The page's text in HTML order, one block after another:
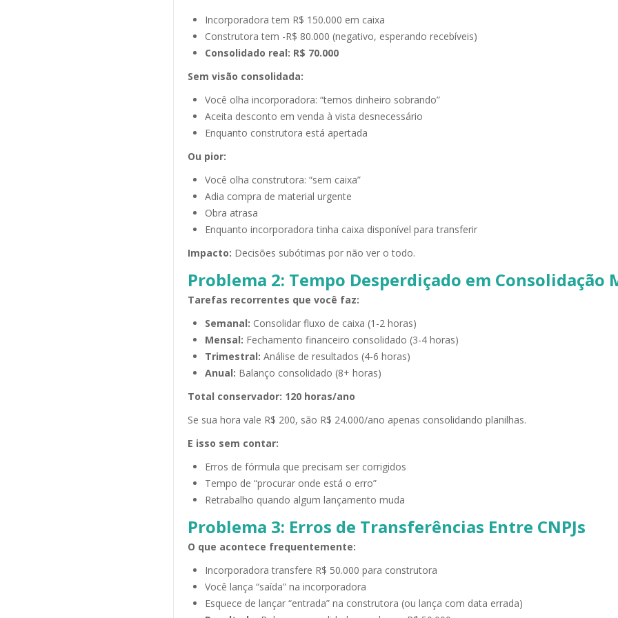
Incorporadora tem R$ 150.000 em caixa
Construtora tem -R$ 80.000 (negativo, esperando recebíveis)
Consolidado real: R$ 70.000
Sem visão consolidada:
Você olha incorporadora: “temos dinheiro sobrando”
Aceita desconto em venda à vista desnecessário
Enquanto construtora está apertada
Ou pior:
Você olha construtora: “sem caixa”
Adia compra de material urgente
Obra atrasa
Enquanto incorporadora tinha caixa disponível para transferir
Impacto: Decisões subótimas por não ver o todo.
Problema 2: Tempo Desperdiçado em Consolidação
Tarefas recorrentes que você faz:
Semanal: Consolidar fluxo de caixa (1-2 horas)
Mensal: Fechamento financeiro consolidado (3-4 horas)
Trimestral: Análise de resultados (4-6 horas)
Anual: Balanço consolidado (8+ horas)
Total conservador: 120 horas/ano
Se sua hora vale R$ 200, são R$ 24.000/ano apenas consolidando planilhas.
E isso sem contar:
Erros de fórmula que precisam ser corrigidos
Tempo de “procurar onde está o erro”
Retrabalho quando algum lançamento muda
Problema 3: Erros de Transferências Entre CNPJs
O que acontece frequentemente:
Incorporadora transfere R$ 50.000 para construtora
Você lança “saída” na incorporadora
Esquece de lançar “entrada” na construtora (ou lança com data errada)